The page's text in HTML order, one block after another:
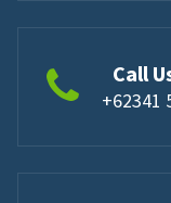
Call
+62341